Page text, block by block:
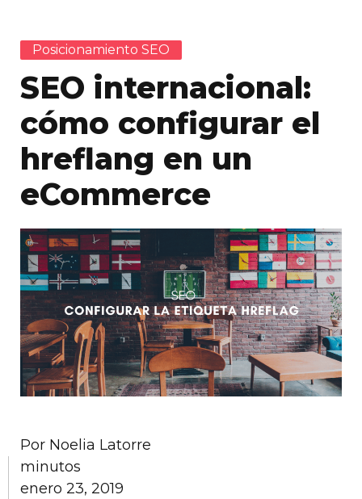
Posicionamiento SEO
SEO internacional:
cómo configurar el
hreflang en un
eCommerce
Por Noelia Latorre
minutos
enero 23, 2019